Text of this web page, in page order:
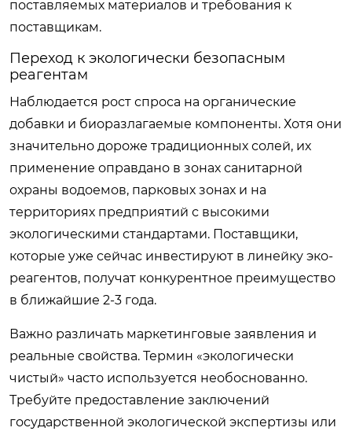
поставляемых материалов и требования к
поставщикам.
Переход к экологически безопасным
реагентам
Наблюдается рост спроса на органические
добавки и биоразлагаемые компоненты. Хотя они
значительно дороже традиционных солей, их
применение оправдано в зонах санитарной
охраны водоемов, парковых зонах и на
территориях предприятий с высокими
экологическими стандартами. Поставщики,
которые уже сейчас инвестируют в линейку эко-
реагентов, получат конкурентное преимущество
в ближайшие 2-3 года.
Важно различать маркетинговые заявления и
реальные свойства. Термин «экологически
чистый» часто используется необоснованно.
Требуйте предоставление заключений
государственной экологической экспертизы или